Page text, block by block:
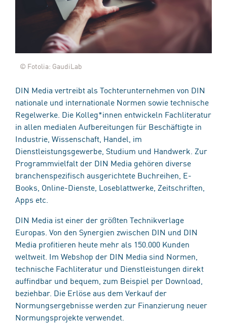
© Fotolia: GaudiLab
DIN Media vertreibt als Tochterunternehmen von DIN
nationale und internationale Normen sowie technische
Regelwerke. Die Kolleg*innen entwickeln Fachliteratur
in allen medialen Aufbereitungen für Beschäftigte in
Industrie, Wissenschaft, Handel, im
Dienstleistungsgewerbe, Studium und Handwerk. Zur
Programmvielfalt der DIN Media gehören diverse
branchenspezifisch ausgerichtete Buchreihen, E-
Books, Online-Dienste, Loseblattwerke, Zeitschriften,
Apps etc.
DIN Media ist einer der größten Technikverlage
Europas. Von den Synergien zwischen DIN und DIN
Media profitieren heute mehr als 150.000 Kunden
weltweit. Im Webshop der DIN Media sind Normen,
technische Fachliteratur und Dienstleistungen direkt
auffindbar und bequem, zum Beispiel per Download,
beziehbar. Die Erlöse aus dem Verkauf der
Normungsergebnisse werden zur Finanzierung neuer
Normungsprojekte verwendet.